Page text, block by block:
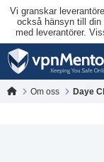
Vi granskar
också hänsyn till din
med leverantörer.
Om oss Daye